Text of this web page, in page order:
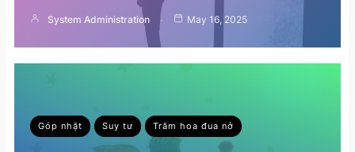
System Administration May 16, 2025
Góp nhặt Suy tư Trăm hoa đua nở